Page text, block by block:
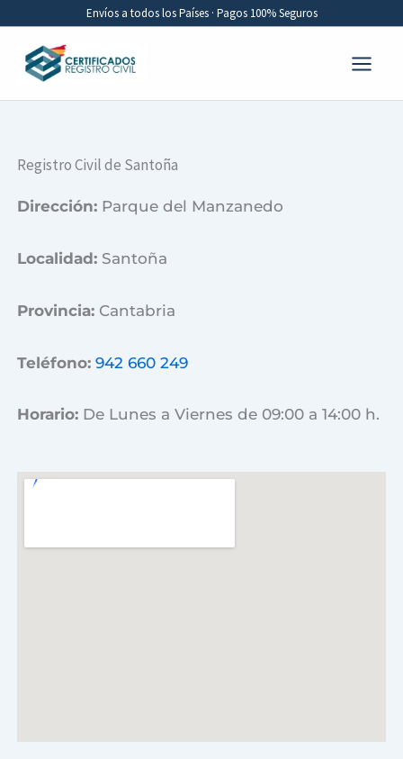
contenido
Envíos a todos los Países · Pagos 100% Seguros
Registro Civil de Santoña
Dirección: Parque del Manzanedo
Localidad: Santoña
Provincia: Cantabria
Teléfono: 942 660 249
Horario: De Lunes a Viernes de 09:00 a 14:00 h.